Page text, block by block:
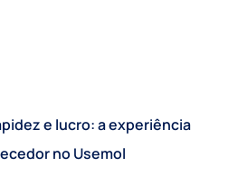
e lucro: a experiência
no Usemol